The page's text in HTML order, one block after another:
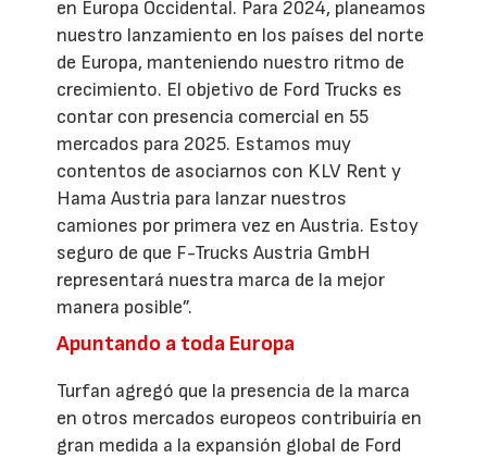
en Europa Occidental. Para 2024, planeamos
nuestro lanzamiento en los países del norte
de Europa, manteniendo nuestro ritmo de
crecimiento. El objetivo de Ford Trucks es
contar con presencia comercial en 55
mercados para 2025. Estamos muy
contentos de asociarnos con KLV Rent y
Hama Austria para lanzar nuestros
camiones por primera vez en Austria. Estoy
seguro de que F-Trucks Austria GmbH
representará nuestra marca de la mejor
manera posible”.
Apuntando a toda Europa
Turfan agregó que la presencia de la marca
en otros mercados europeos contribuiría en
gran medida a la expansión global de Ford